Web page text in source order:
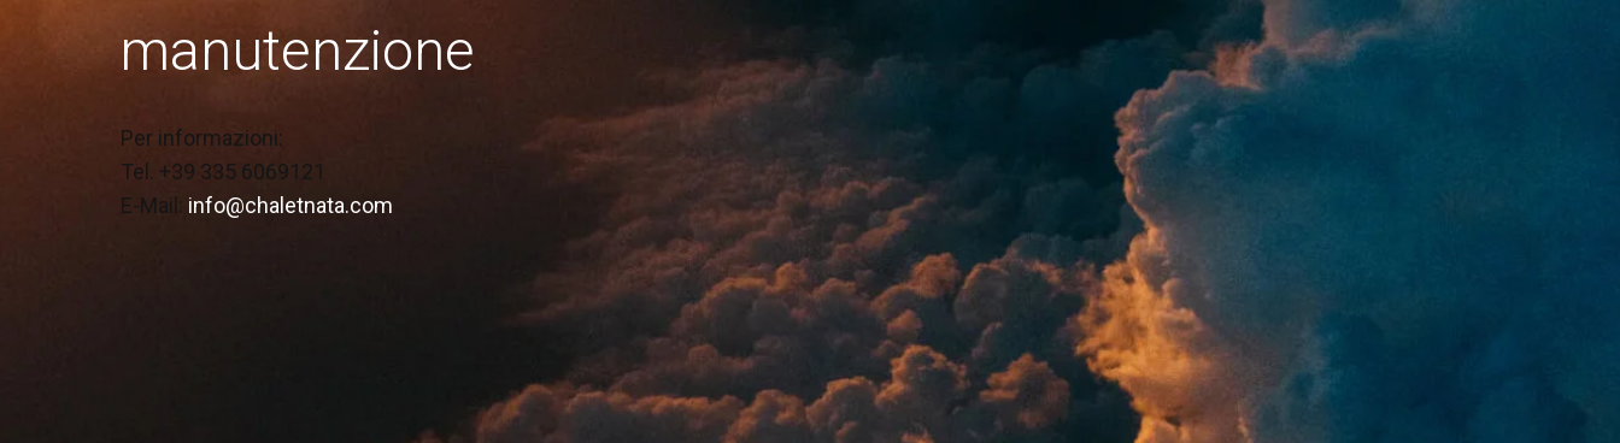
manutenzione
Per informazioni:
Tel. +39 335 6069121
E-Mail: info@chaletnata.com